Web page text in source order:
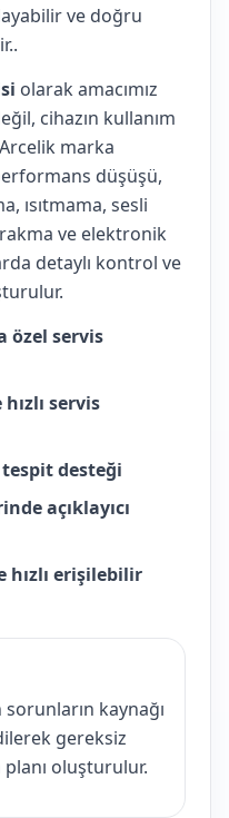
ve doğru
olarak amacımız
cihazın kullanım
marka
düşüşü,
ısıtmama, sesli
ve elektronik
detaylı kontrol ve
özel servis
servis
tespit desteği
açıklayıcı
hızlı erişilebilir
kaynağı
gereksiz
oluşturulur.